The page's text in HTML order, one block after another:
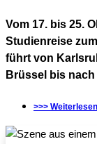
Vom 17. bis 25.
Studienreise
führt von
Brüssel bis nach
>>> Weiterlesen